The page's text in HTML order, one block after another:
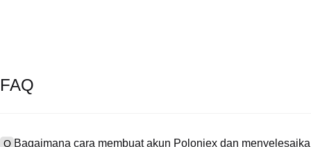
FAQ
Q Bagaimana cara membuat akun Poloniex dan